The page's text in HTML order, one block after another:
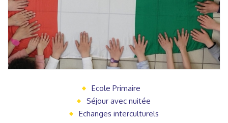
Ecole Primaire
Séjour avec nuitée
Echanges interculturels